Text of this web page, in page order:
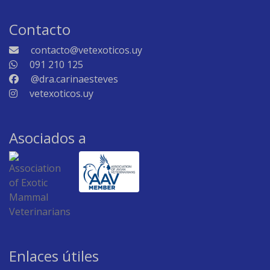
Contacto
contacto@vetexoticos.uy
091 210 125
@dra.carinaesteves
vetexoticos.uy
Asociados a
Enlaces útiles